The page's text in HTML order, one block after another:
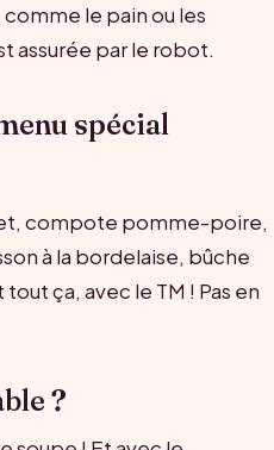
le pain ou les
assurée par le robot.
spécial
compote pomme-poire,
à la bordelaise, bûche
ça, avec le TM ! Pas en
?